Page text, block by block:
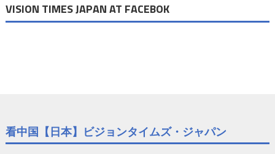
VISION TIMES JAPAN AT FACEBOK
看中国【日本】ビジョンタイムズ・ジャパン